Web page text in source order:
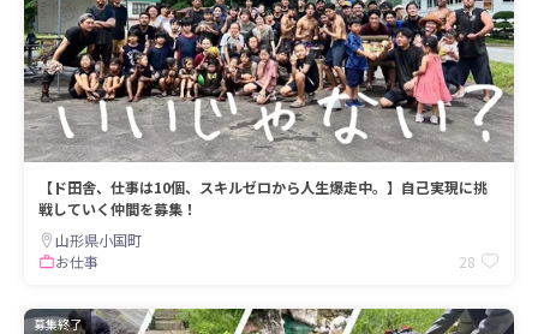
【ド田舎、仕事は10個、スキルゼロから人生爆走中。】自己実現に挑
戦していく仲間を募集！
山形県小国町
お仕事
28
募集終了